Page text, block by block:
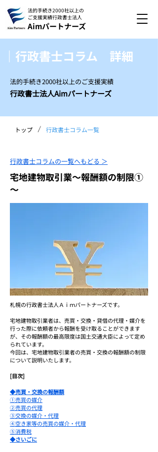
法的手続き2000社以上の
ご支援実績行政書士法人
Aimパートナーズ
｜行政書士コラム 詳細
法的手続き2000社以上のご支援実績
行政書士法人Aimパートナーズ
トップ / 行政書士コラム一覧
行政書士コラムの一覧へもどる ＞
宅地建物取引業～報酬額の制限①
～
札幌の行政書士法人Ａｉｍパートナーズです。
宅地建物取引業者は、売買・交換・貸借の代理・媒介を
行った際に依頼者から報酬を受け取ることができます
が、その報酬額の最高限度は国土交通大臣によって定め
られています。
今回は、宅地建物取引業者の売買・交換の報酬額の制限
について説明いたします。
[目次]
◆売買・交換の報酬額
①売買の媒介
②売買の代理
③交換の媒介・代理
④空き家等の売買の媒介・代理
⑤消費税
◆さいごに